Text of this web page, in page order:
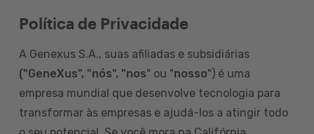
Política de Privacidade
A Genexus S.A., suas afiliadas e subsidiárias
("GeneXus", "nós", "nos" ou "nosso") é uma
empresa mundial que desenvolve tecnologia para
transformar às empresas e ajudá-los a atingir todo